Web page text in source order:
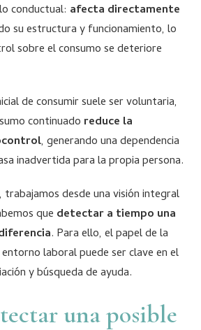
conductual: afecta directamente
su estructura y funcionamiento, lo
sobre el consumo se deteriore
de consumir suele ser voluntaria,
continuado reduce la
, generando una dependencia
inadvertida para la propia persona.
, trabajamos desde una visión integral
que detectar a tiempo una
. Para ello, el papel de la
laboral puede ser clave en el
y búsqueda de ayuda.
una posible